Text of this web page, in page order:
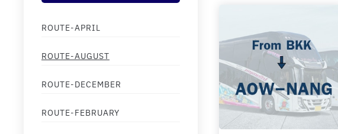
ROUTE-APRIL
ROUTE-AUGUST
ROUTE-DECEMBER
ROUTE-FEBRUARY